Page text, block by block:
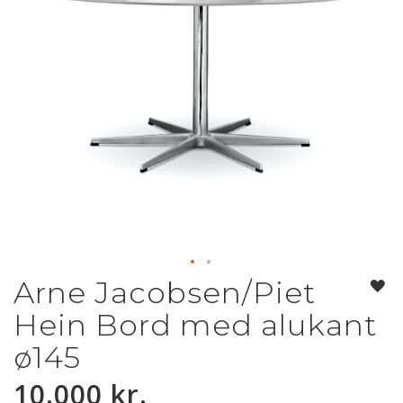
Gå
til
starten
af
billedgalleriet
Arne Jacobsen/Piet
Hein Bord med alukant
ø145
10.000 kr.